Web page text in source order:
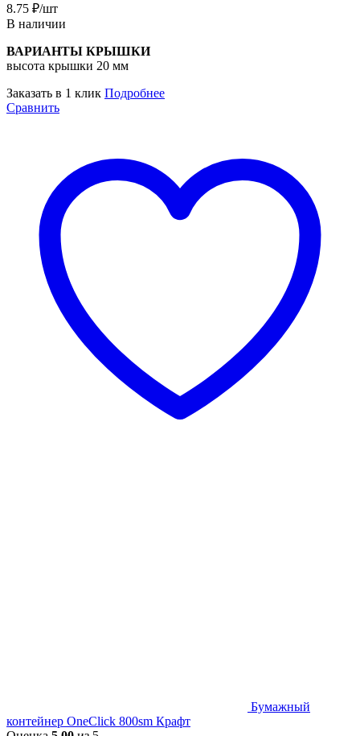
8.75 ₽/шт
В наличии
ВАРИАНТЫ КРЫШКИ
высота крышки 20 мм
Заказать в 1 клик Подробнее
Сравнить
Бумажный
контейнер OneClick 800sm Крафт